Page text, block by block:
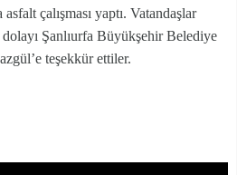
çalışması yaptı. Vatandaşlar
dolayı Şanlıurfa Büyükşehir Belediye
teşekkür ettiler.